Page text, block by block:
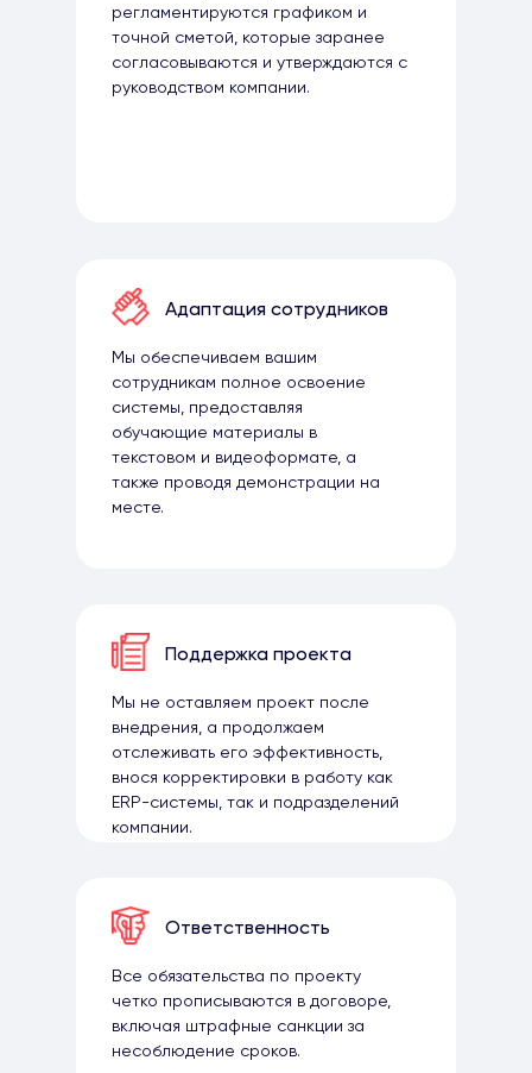
Поддержка проекта
Мы не оставляем проект после
внедрения, а продолжаем
отслеживать его эффективность,
внося корректировки в работу как
ERP-системы, так и подразделений
компании.
регламентируются графиком и
точной сметой, которые заранее
согласовываются и утверждаются с
руководством компании.
Ответственность
Все обязательства по проекту
четко прописываются в договоре,
включая штрафные санкции за
несоблюдение сроков.
Адаптация сотрудников
Мы обеспечиваем вашим
сотрудникам полное освоение
системы, предоставляя
обучающие материалы в
текстовом и видеоформате, а
также проводя демонстрации на
месте.